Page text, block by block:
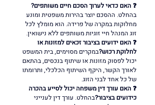
❓ האם כדאי לערוך הסכם חיים משותפים?
בהחלט. ההסכם יוצר בהירות משפטית ומונע
מחלוקות במקרה של פרידה. הוא מומלץ לכל
זוג המנהל חיי זוגיות משותפים ללא נישואין.
❓ האם ידועים בציבור זכאים למזונות או
לחלוקת רכוש?במקרים מסוימים, בית המשפט
יכול לפסוק מזונות או שיתוף בנכסים, בהתאם
לאורך הקשר, היקף השיתוף הכלכלי, ותרומתו
של כל אחד לבני הזוג.
❓ האם עורך דין משפחה יכול לסייע בהכרה
כידועים בציבור?בהחלט. עורך דין לענייני